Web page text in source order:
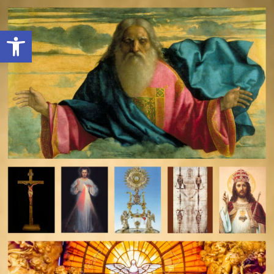
Open toolbar
deomeo-logo
Utwórz konto
Zaloguj